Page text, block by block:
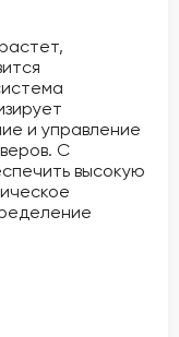
и управление
С
высокую